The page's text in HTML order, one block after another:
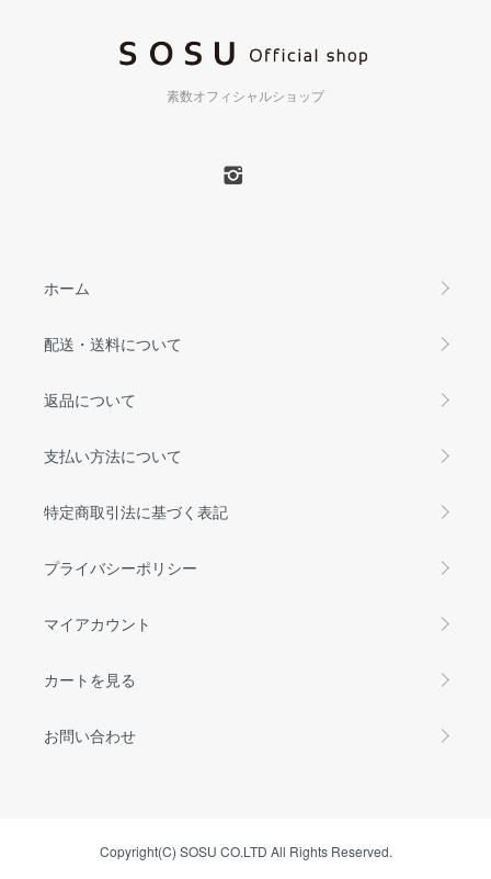
素数オフィシャルショップ
ホーム
配送・送料について
返品について
支払い方法について
特定商取引法に基づく表記
プライバシーポリシー
マイアカウント
カートを見る
お問い合わせ
Copyright(C) SOSU CO.LTD All Rights Reserved.